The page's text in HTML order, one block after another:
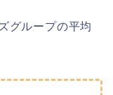
グループの平均